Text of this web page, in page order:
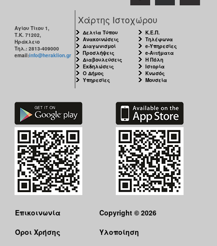
Αγίου Τίτου 1,
Τ.Κ. 71202,
Ηράκλειο
Τηλ.: 2813-409000
email:info@heraklion.gr
Χάρτης Ιστοχώρου
Δελτία Τύπου
Ανακοινώσεις
Διαγωνισμοί
Προσλήψεις
Διαβουλεύσεις
Εκδηλώσεις
Ο Δήμος
Υπηρεσίες
Κ.Ε.Π.
Τηλέφωνα
e-Υπηρεσίες
e-Αιτήματα
Η Πόλη
Ιστορία
Κνωσός
Μουσεία
Επικοινωνία
Όροι Χρήσης
Copyright © 2026
Υλοποίηση